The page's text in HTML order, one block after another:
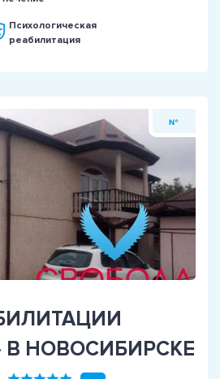
Психологическая
реабилитация
№
В НОВОСИБИРСКЕ